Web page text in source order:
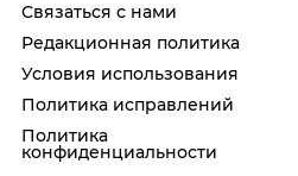
Связаться с нами
Редакционная политика
Условия использования
Политика исправлений
Политика
конфиденциальности